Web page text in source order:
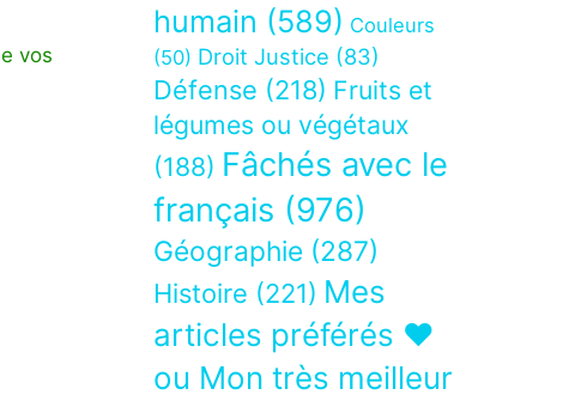
vos
humain (589) Couleurs
(50) Droit Justice (83)
Défense (218) Fruits et
légumes ou végétaux
(188) Fâchés avec le
français (976)
Géographie (287)
Histoire (221) Mes
articles préférés ❤
ou Mon très meilleur